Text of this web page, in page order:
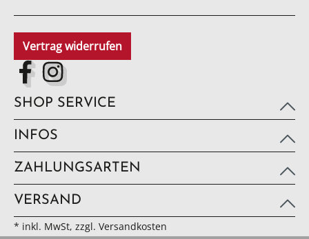
Vertrag widerrufen
SHOP SERVICE
INFOS
ZAHLUNGSARTEN
VERSAND
* inkl. MwSt, zzgl. Versandkosten